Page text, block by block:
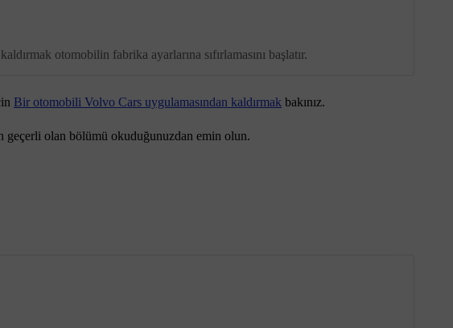
otomobilin fabrika ayarlarına sıfırlamasını başlatır.
Bir otomobili Volvo Cars uygulamasından kaldırmak bakınız.
geçerli olan bölümü okuduğunuzdan emin olun.